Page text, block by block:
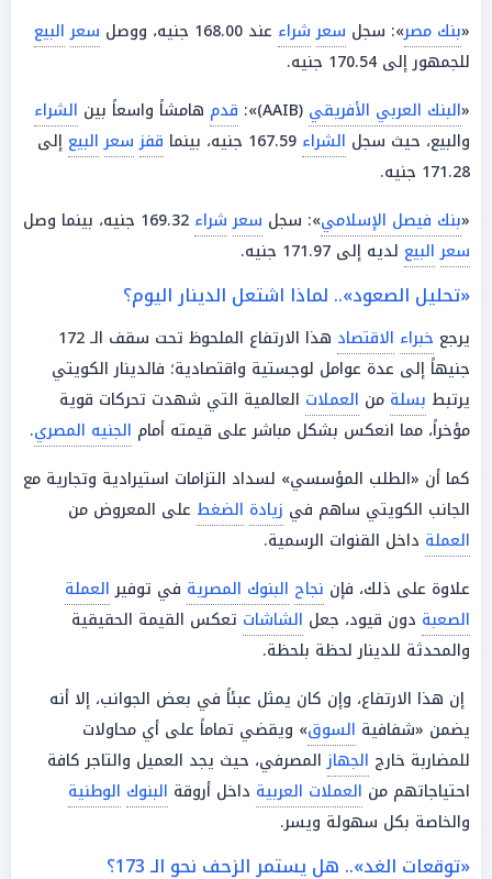
«بنك مصر»: سجل سعر شراء عند 168.00 جنيه، ووصل سعر البيع
للجمهور إلى 170.54 جنيه.
«البنك العربي الأفريقي (AAIB)»: قدم هامشاً واسعاً بين الشراء
والبيع، حيث سجل الشراء قفز سعر البيعإلى
171.28 جنيه.
«بنك فيصل الإسلامي»: سجل سعر شراء
سعر البيع لديه إلى 171.97 جنيه.
«تحليل الصعود».. لماذا اشتعل الدينار اليوم؟
يرجع خبراء الاقتصاد
هذا الارتفاع الملحوظ تحت سقف الـ 172
جنيهاً إلى عدة عوامل لوجستية واقتصادية؛ فالدينار الكويتي
يرتبط بسلة من العملات العالمية التي شهدت تحركات قوية
مؤخراً، مما انعكس بشكل مباشر على قيمته أمام الجنيه المصري.
كما أن «الطلب المؤسسي» لسداد التزامات استيرادية وتجارية مع
الجانب الكويتي ساهم في زيادة الضغط على المعروض من
العملة داخل القنوات الرسمية.
علاوة على ذلك، فإن نجاح البنوك المصرية في توفيرالعملة
الصعبة دون قيود، جعل الشاشات تعكس القيمة الحقيقية
والمحدثة للدينار لحظة بلحظة.
إن هذا الارتفاع، وإن كان يمثل عبئاً في بعض الجوانب، إلا أنه
يضمن «شفافية السوق» ويقضي تماماً على أي محاولات
للمضاربة خارج الجهازالمصرفي، حيث يجد العميل والتاجر كافة
احتياجاتهم من العملات العربية داخل أروقة البنوك الوطنية
والخاصة بكل سهولة ويسر.
«توقعات الغد».. هل يستمر الزحف نحو الـ 173؟